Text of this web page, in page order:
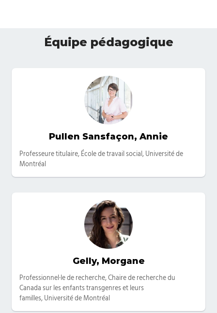
Équipe pédagogique
Pullen Sansfaçon, Annie
Catégories
Professeure titulaire, École de travail social, Université de
Montréal
Gelly, Morgane
Catégories
Professionnel·le de recherche, Chaire de recherche du
Canada sur les enfants transgenres et leurs
familles, Université de Montréal